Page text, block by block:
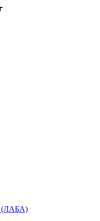
(ЛАБА)